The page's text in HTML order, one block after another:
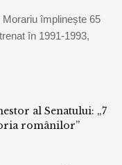
împlinește 65
în 1991-1993,
al Senatului: „7
românilor”